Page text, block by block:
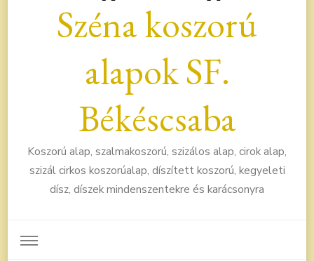
Széna koszorú
alapok SF.
Békéscsaba
Koszorú alap, szalmakoszorú, szizálos alap, cirok alap,
szizál cirkos koszorúalap, díszített koszorú, kegyeleti
dísz, díszek mindenszentekre és karácsonyra